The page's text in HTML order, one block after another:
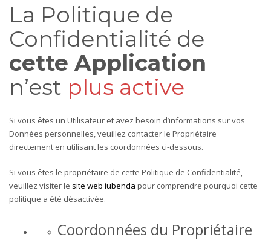
La Politique de
Confidentialité de
cette Application
n’est plus active
Si vous êtes un Utilisateur et avez besoin d’informations sur vos
Données personnelles, veuillez contacter le Propriétaire
directement en utilisant les coordonnées ci-dessous.
Si vous êtes le propriétaire de cette Politique de Confidentialité,
veuillez visiter le site web iubenda pour comprendre pourquoi cette
politique a été désactivée.
Coordonnées du Propriétaire